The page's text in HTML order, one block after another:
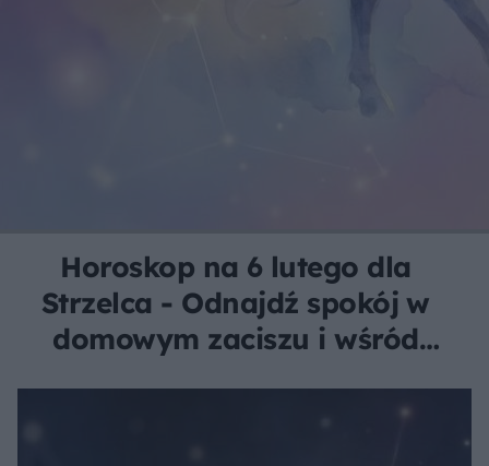
Horoskop na 6 lutego dla
Strzelca - Odnajdź spokój w
domowym zaciszu i wśród